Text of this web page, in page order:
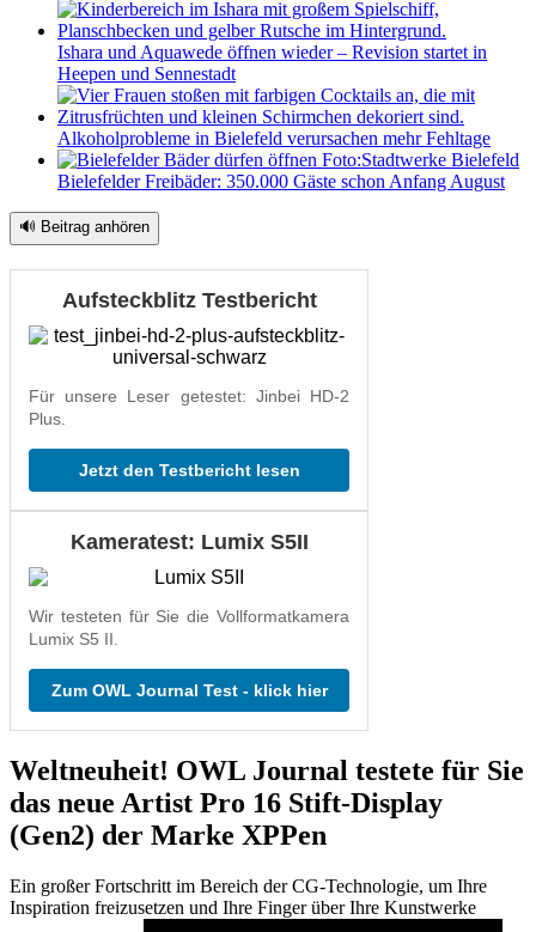
Ishara und Aquawede öffnen wieder – Revision startet in
Heepen und Sennestadt
Alkoholprobleme in Bielefeld verursachen mehr Fehltage
Bielefelder Freibäder: 350.000 Gäste schon Anfang August
🔊 Beitrag anhören
Aufsteckblitz Testbericht
Für unsere Leser getestet: Jinbei HD-2
Plus.
Jetzt den Testbericht lesen
Kameratest: Lumix S5II
Wir testeten für Sie die Vollformatkamera
Lumix S5 II.
Zum OWL Journal Test - klick hier
Weltneuheit! OWL Journal testete für Sie
das neue Artist Pro 16 Stift-Display
(Gen2) der Marke XPPen
Ein großer Fortschritt im Bereich der CG-Technologie, um Ihre
Inspiration freizusetzen und Ihre Finger über Ihre Kunstwerke